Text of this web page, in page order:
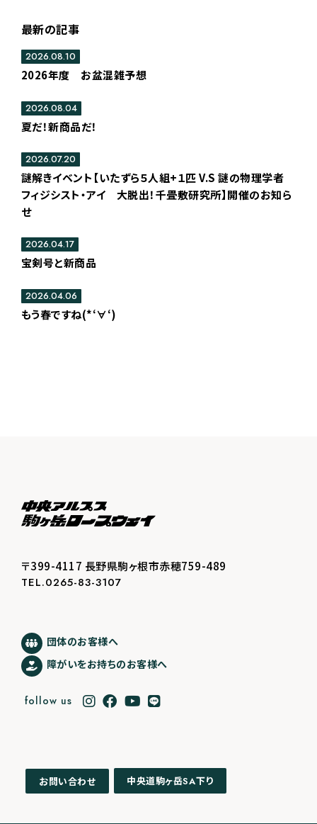
最新の記事
2026年度 お盆混雑予想
2026.08.10
夏だ！新商品だ！
2026.08.04
謎解きイベント【いたずら５人組+１匹 V.S 謎の物理学者
フィジシスト・アイ 大脱出！千畳敷研究所】開催のお知ら
せ
2026.07.20
宝剣号と新商品
2026.04.17
もう春ですね(*‘∀‘)
2026.04.06
〒399-4117 長野県駒ヶ根市赤穂759-489
TEL.0265-83-3107
団体のお客様へ
障がいをお持ちのお客様へ
follow us
お問い合わせ 中央道駒ヶ岳SA下り